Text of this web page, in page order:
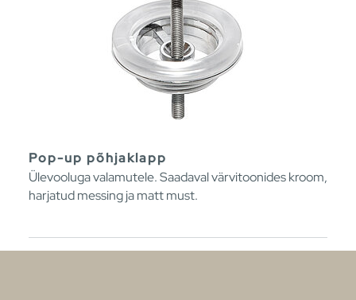
Pop-up põhjaklapp
Ülevooluga valamutele. Saadaval värvitoonides kroom,
harjatud messing ja matt must.